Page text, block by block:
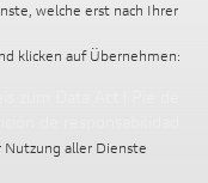
welche erst nach Ihrer
klicken auf Übernehmen:
Nutzung aller Dienste